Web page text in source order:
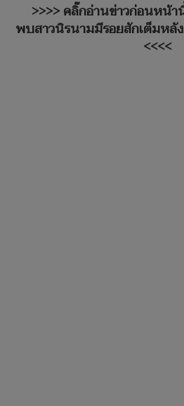
>>>> คลิ๊กอ่านข่าวก่อนหน้
พบสาวนิรนามมีรอยสักเต็มหลั
<<<<